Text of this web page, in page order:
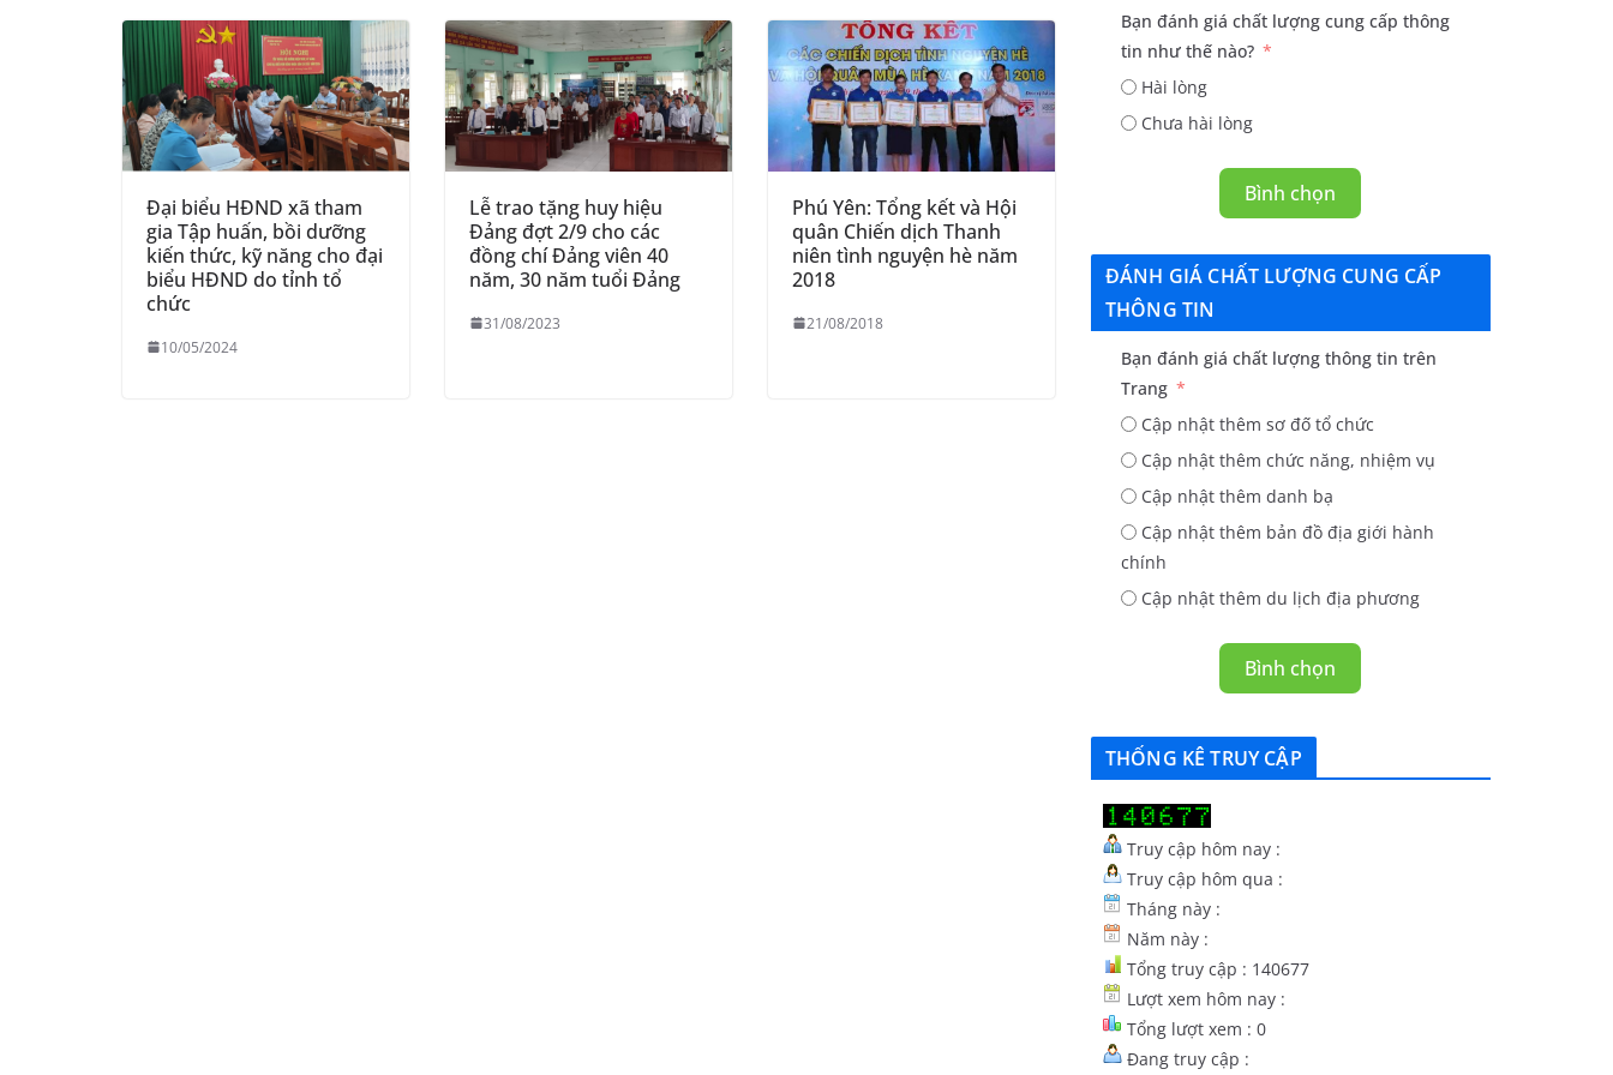
e
Đại biểu HĐND xã tham
gia Tập huấn, bồi dưỡng
kiến thức, kỹ năng cho đại
biểu HĐND do tỉnh tổ
chức
10/05/2024
Lễ trao tặng huy hiệu
Đảng đợt 2/9 cho các
đồng chí Đảng viên 40
năm, 30 năm tuổi Đảng
31/08/2023
Phú Yên: Tổng kết và Hội
quân Chiến dịch Thanh
niên tình nguyện hè năm
2018
21/08/2018
Bạn đánh giá chất lượng cung cấp thông
tin như thế nào?
Hài lòng
Chưa hài lòng
Bình chọn
ĐÁNH GIÁ CHẤT LƯỢNG CUNG CẤP
THÔNG TIN
Bạn đánh giá chất lượng thông tin trên
Trang
Cập nhật thêm sơ đố tổ chức
Cập nhật thêm chức năng, nhiệm vụ
Cập nhật thêm danh bạ
Cập nhật thêm bản đồ địa giới hành
chính
Cập nhật thêm du lịch địa phương
Bình chọn
THỐNG KÊ TRUY CẬP
Truy cập hôm nay :
Truy cập hôm qua :
Tháng này :
Năm này :
Tổng truy cập : 140677
Lượt xem hôm nay :
Tổng lượt xem : 0
Đang truy cập :